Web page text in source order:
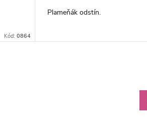
Kód: 0864
Plameňák odstín.